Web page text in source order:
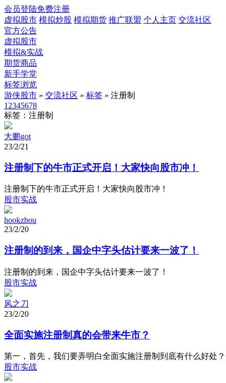
会员登陆免费注册
虚拟股市 模拟炒股 模拟期货 推广联盟 个人主页 交流社区
官方公告
虚拟股市
模拟&实战
期货商品
新手学堂
标签浏览
游侠股市 » 交流社区 » 标签 » 注册制
1 2345678
标签：注册制
大鹏got
23/2/21
注册制下的牛市正式开启！大家快向股市冲！
注册制下的牛市正式开启！大家快向股市冲！
股市实战
hookzhou
23/2/20
注册制的到来，国企中字头估计要来一波了！
注册制的到来，国企中字头估计要来一波了！
股市实战
风之刀
23/2/20
全面实施注册制真的会带来牛市？
第一，首先，我们要弄明白全面实施注册制到底有什么好处
股市实战